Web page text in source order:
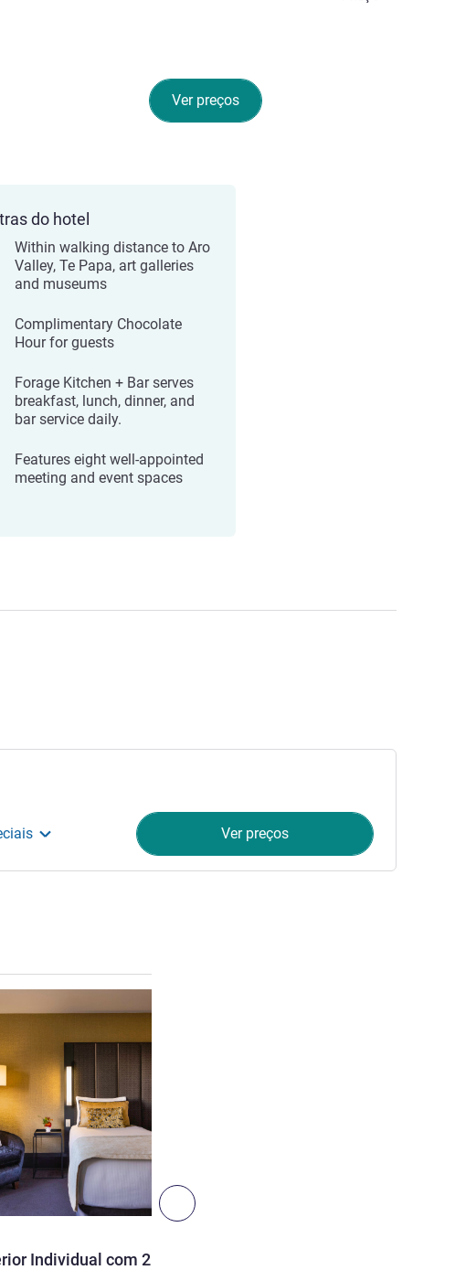
Ver preços
do hotel
Within walking distance to Aro
Valley, Te Papa, art galleries
and museums
Complimentary Chocolate
Hour for guests
Forage Kitchen + Bar serves
breakfast, lunch, dinner, and
bar service daily.
Features eight well-appointed
meeting and event spaces
Ver preços
Seguinte - Quarto
Individual com 2 Camas